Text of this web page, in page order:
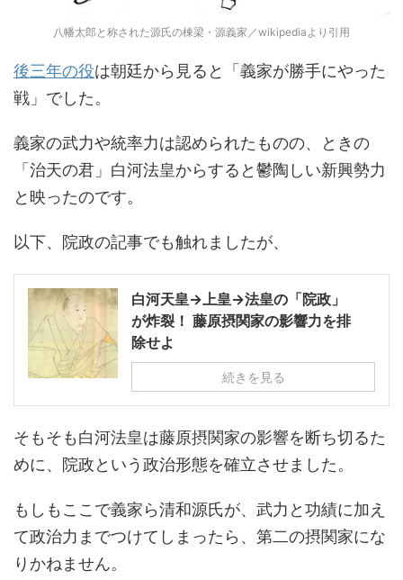
八幡太郎と称された源氏の棟梁・源義家／wikipediaより引用
後三年の役は朝廷から見ると「義家が勝手にやった
戦」でした。
義家の武力や統率力は認められたものの、ときの
「治天の君」白河法皇からすると鬱陶しい新興勢力
と映ったのです。
以下、院政の記事でも触れましたが、
白河天皇→上皇→法皇の「院政」
が炸裂！ 藤原摂関家の影響力を排
除せよ
続きを見る
そもそも白河法皇は藤原摂関家の影響を断ち切るた
めに、院政という政治形態を確立させました。
もしもここで義家ら清和源氏が、武力と功績に加え
て政治力までつけてしまったら、第二の摂関家にな
りかねません。